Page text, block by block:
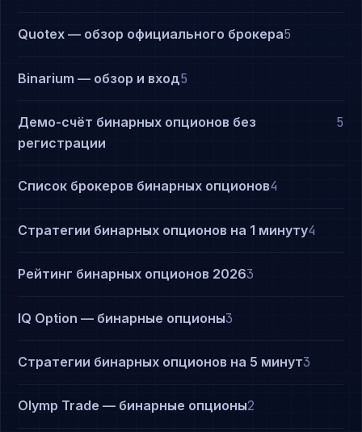
Quotex — обзор официального брокера5
Binarium — обзор и вход5
Демо-счёт бинарных опционов без
регистрации
5
Список брокеров бинарных опционов4
Стратегии бинарных опционов на 1 минуту4
Рейтинг бинарных опционов 20263
IQ Option — бинарные опционы3
Стратегии бинарных опционов на 5 минут3
Olymp Trade — бинарные опционы2